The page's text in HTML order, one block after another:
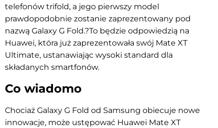
telefonów trifold, a jego pierwszy model
prawdopodobnie zostanie zaprezentowany pod
nazwą Galaxy G Fold.?To będzie odpowiedzią na
Huawei, która już zaprezentowała swój Mate XT
Ultimate, ustanawiając wysoki standard dla
składanych smartfonów.
Co wiadomo
Chociaż Galaxy G Fold od Samsung obiecuje nowe
innowacje, może ustępować Huawei Mate XT